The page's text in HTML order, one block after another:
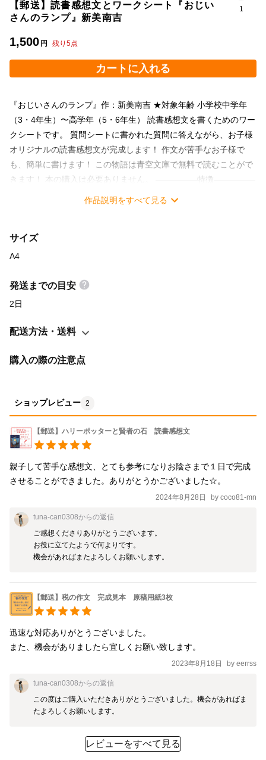
【郵送】読書感想文とワークシート『おじい
さんのランプ』新美南吉
1,500 円 残り 5点
1
カートに入れる
『おじいさんのランプ』作：新美南吉 ★対象年齢 小学校中学年
（3・4年生）〜高学年（5・6年生） 読書感想文を書くためのワー
クシートです。 質問シートに書かれた質問に答えながら、お子様
オリジナルの読書感想文が完成します！ 作文が苦手なお子様で
も、簡単に書けます！ この物語は青空文庫で無料で読むことがで
きます！ 本の購入は必要ありません。 ―――――特徴―――――
★どんな本を読んだらいいの？ ⇒「青空文庫」で無料で読める本
ない！！ ⇒「こころに残ったこと」を中心に書きましょう！
「質問シート」の内容を書けばOKです！ ★丸うつしはさせたくな
完成します！ （セット内容の「読書感想文（見本）」はあくまで
参考としてお使いください。） ★国語の力はつくの？ ⇒このシー
章構成能力がつきます！ ―――セット内容――― ①あらすじシー
用ガイドつき ―――内容説明――― ①あらすじシート 物語の
ころ」を選んであります。 物語の内容についての質問を用意し
ました。 お子様が質問に答えることで、オリジナルの読書感想文
が完成します。 ③読書感想文（見本） 完成イメージです。あく
まで参考としてお使いください。 ★複数商品ご購入の際はお値引
き可能です！ 購入前にコメントにてお知らせください！ →専
用商品を出品させていただきます。 ※全て白黒で印刷したものを
お送りします。 ※ご自宅用としてお使いください。 ※本商品を一
使用は自己責任でお願いいたします。 ※転売・転載はおやめく
ださい。 ※値下げ交渉は対応できません。
作品説明をすべて見る
サイズ
A4
発送までの目安
2日
配送方法・送料
購入の際の注意点
ショップレビュー 2
【郵送】ハリーポッターと賢者の石 読書感想文
親子して苦手な感想文、とても参考になりお陰さまで１日で完成
させることができました。ありがとうかございました☆。
2024年8月28日 by coco81-mn
tuna-can0308からの返信
ご感想くださりありがとうございます。
お役に立てたようで何よりです。
機会があればまたよろしくお願いします。
【郵送】税の作文 完成見本 原稿用紙3枚
迅速な対応ありがとうございました。
また、機会がありましたら宜しくお願い致します。
2023年8月18日 by eerrss
tuna-can0308からの返信
この度はご購入いただきありがとうございました。機会があればま
たよろしくお願いします。
レビューをすべて見る